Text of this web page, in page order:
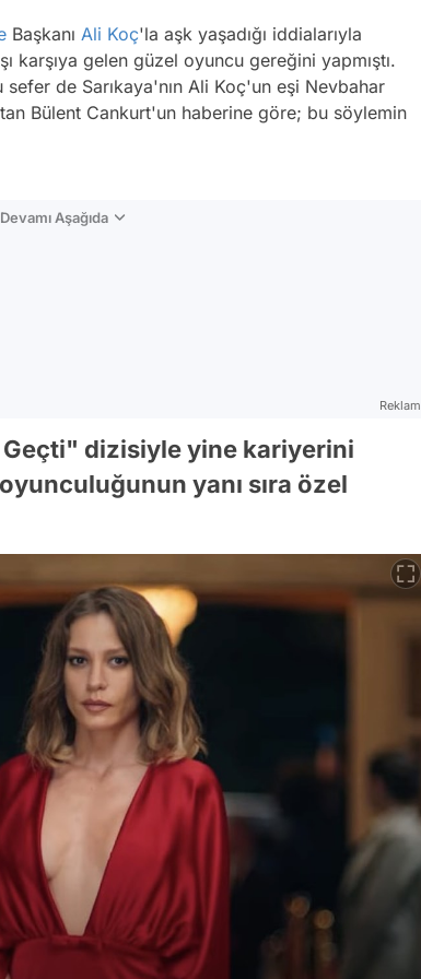
Başkanı Ali Koç'la aşk yaşadığı iddialarıyla
karşıya gelen güzel oyuncu gereğini yapmıştı.
de Sarıkaya'nın Ali Koç'un eşi Nevbahar
Bülent Cankurt'un haberine göre; bu söylemin
Aşağıda
Reklam
Geçti" dizisiyle yine kariyerini
yanı sıra özel